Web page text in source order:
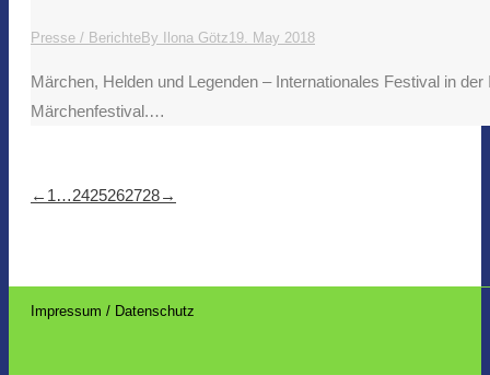
Presse / BerichteBy Ilona Götz19. May 2018
Märchen, Helden und Legenden – Internationales Festival in
Märchenfestival.…
← 1…2425262728→
Impressum / Datenschutz